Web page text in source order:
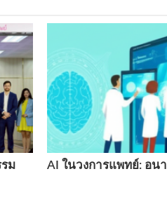
ม AI ในวงการแพทย์: อน